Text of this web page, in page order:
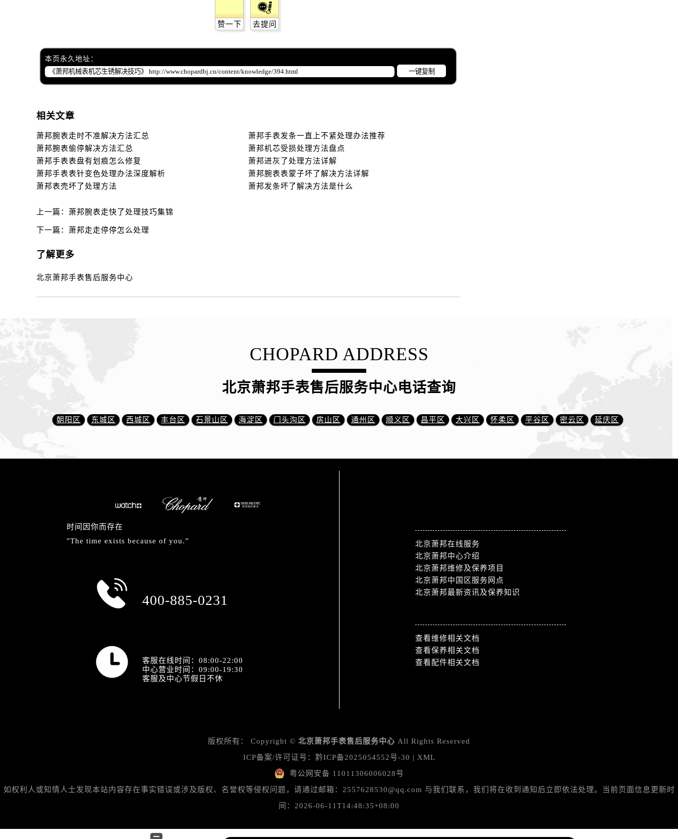
赞一下 去提问
本页永久地址：
一键复制
相关文章
萧邦腕表走时不准解决方法汇总
萧邦手表发条一直上不紧处理办法推荐
萧邦腕表偷停解决方法汇总
萧邦机芯受损处理方法盘点
萧邦手表表盘有划痕怎么修复
萧邦进灰了处理方法详解
萧邦手表表针变色处理办法深度解析
萧邦腕表表蒙子坏了解决方法详解
萧邦表壳坏了处理方法
萧邦发条坏了解决方法是什么
上一篇： 萧邦腕表走快了处理技巧集锦
下一篇： 萧邦走走停停怎么处理
了解更多
北京萧邦手表售后服务中心
CHOPARD ADDRESS
北京萧邦手表售后服务中心电话查询
朝阳区 东城区 西城区 丰台区 石景山区 海淀区 门头沟区 房山区 通州区 顺义区 昌平区 大兴区 怀柔区 平谷区 密云区 延庆区
时间因你而存在
"The time exists because of you.”
400-885-0231
客服在线时间：08:00-22:00
中心营业时间：09:00-19:30
客服及中心节假日不休
北京萧邦在线服务
北京萧邦中心介绍
北京萧邦维修及保养项目
北京萧邦中国区服务网点
北京萧邦最新资讯及保养知识
查看维修相关文档
查看保养相关文档
查看配件相关文档
版权所有： Copyright © 北京萧邦手表售后服务中心 All Rights Reserved
ICP备案/许可证号： 黔ICP备2025054552号-30 | XML
粤公网安备 11011306006028号
如权利人或知情人士发现本站内容存在事实错误或涉及版权、名誉权等侵权问题，请通过邮箱：2557628530@qq.com 与我们联系，我们将在收到通知后立即依法处理。当前页面信息更新时
间：2026-06-11T14:48:35+08:00